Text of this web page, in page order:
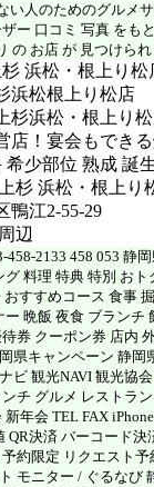
い人のためのグルメ
ー 口コミ 写真 をも
の お店 が 見つけられ
浜松・根上り松
浜松根上り松店
杉浜松・根上り
店！宴会もでき
希少部位 熟成 誕
杉 浜松・根上り
鴨江2-55-29
辺
458-2133 458 053 静
グ 料理 特典 特別 お
すすめコース 食事
晩飯 夜食 ブラン
券 クーポン券 店内
県キャンペーン 静
ビ 観光NAVI 観光協
チ グルメ レストラ
年会 TEL FAX
QR決済 バーコード
約限定 リクエスト
モニター / ぐるなび